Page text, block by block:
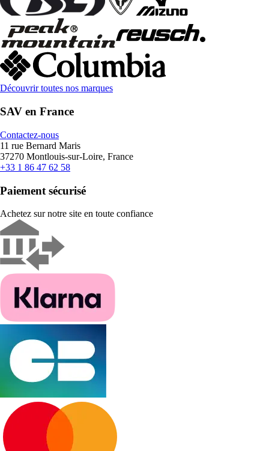
Découvrir toutes nos marques
SAV en France
Contactez-nous
11 rue Bernard Maris
37270 Montlouis-sur-Loire, France
+33 1 86 47 62 58
Paiement sécurisé
Achetez sur notre site en toute confiance